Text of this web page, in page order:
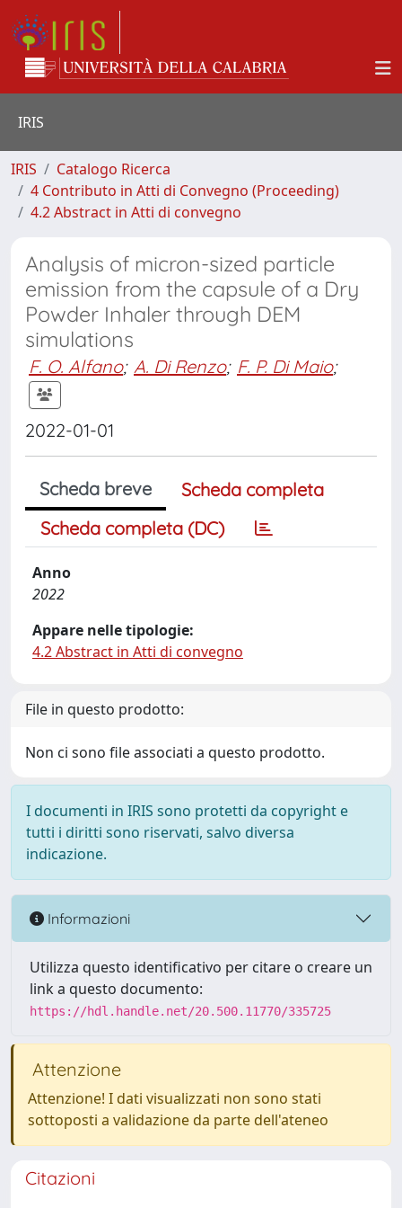
IRIS
IRIS
Catalogo Ricerca
4 Contributo in Atti di Convegno (Proceeding)
4.2 Abstract in Atti di convegno
Analysis of micron-sized particle
emission from the capsule of a Dry
Powder Inhaler through DEM
simulations
F. O. Alfano; A. Di Renzo; F. P. Di Maio;
2022-01-01
Scheda breve
Scheda completa
Scheda completa (DC)
Anno
2022
Appare nelle tipologie:
4.2 Abstract in Atti di convegno
File in questo prodotto:
Non ci sono file associati a questo prodotto.
I documenti in IRIS sono protetti da copyright e
tutti i diritti sono riservati, salvo diversa
indicazione.
Informazioni
Utilizza questo identificativo per citare o creare un
link a questo documento:
https://hdl.handle.net/20.500.11770/335725
Attenzione
Attenzione! I dati visualizzati non sono stati
sottoposti a validazione da parte dell'ateneo
Citazioni